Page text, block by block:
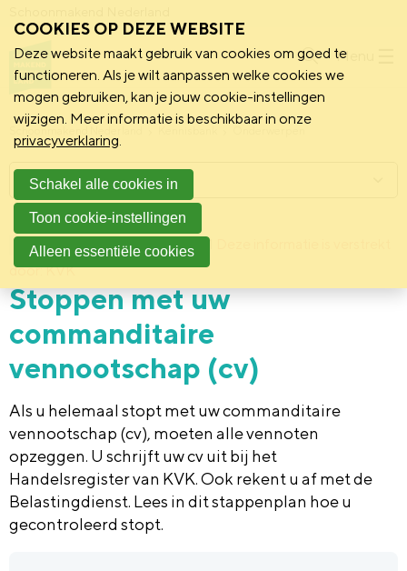
Menu
Schoonmakend Nederland
Achtergrond 30 september 2021
door: KVK
Stoppen met uw
commanditaire
vennootschap (cv)
Als u helemaal stopt met uw commanditaire
vennootschap (cv), moeten alle vennoten
opzeggen. U schrijft uw cv uit bij het
Handelsregister van KVK. Ook rekent u af met de
Belastingdienst. Lees in dit stappenplan hoe u
gecontroleerd stopt.
Menu
COOKIES OP DEZE WEBSITE
Deze website maakt gebruik van cookies om goed te
functioneren. Als je wilt aanpassen welke cookies we
mogen gebruiken, kan je jouw cookie-instellingen
wijzigen. Meer informatie is beschikbaar in onze
privacyverklaring.
Schakel alle cookies in
Toon cookie-instellingen
Alleen essentiële cookies